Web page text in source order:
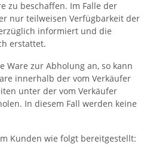
zu beschaffen. Im Falle der
nur teilweisen Verfügbarkeit der
informiert und die
erstattet.
Ware zur Abholung an, so kann
innerhalb der vom Verkäufer
unter der vom Verkäufer
In diesem Fall werden keine
Kunden wie folgt bereitgestellt: